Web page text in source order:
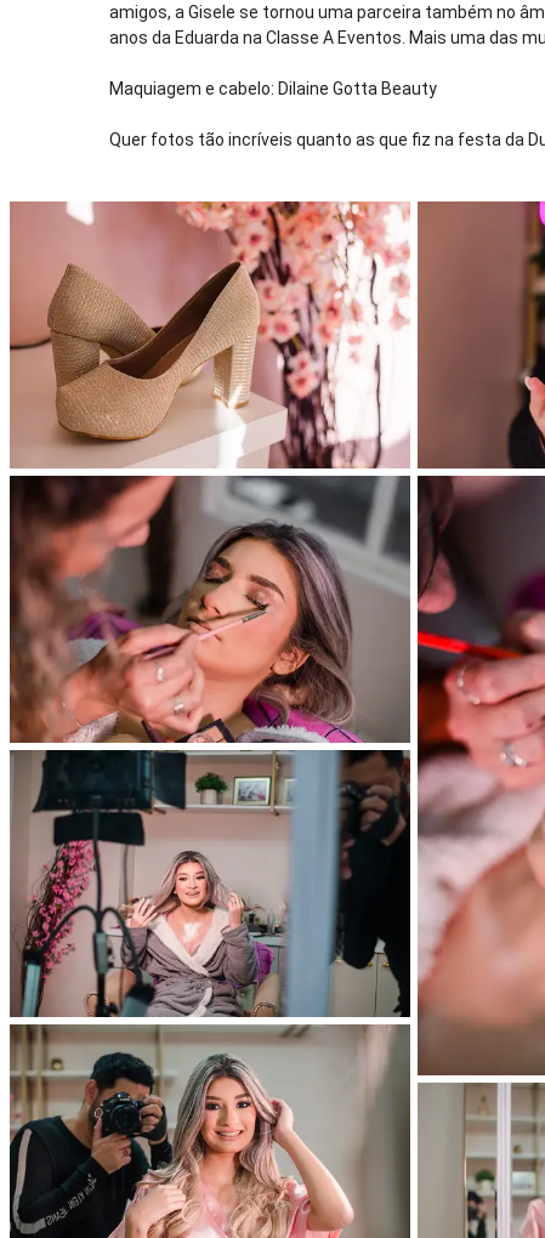
amigos, a Gisele se tornou uma parceira também no
anos da Eduarda na Classe A Eventos. Mais uma das
Maquiagem e cabelo: Dilaine Gotta Beauty
Quer fotos tão incríveis quanto as que fiz na festa da